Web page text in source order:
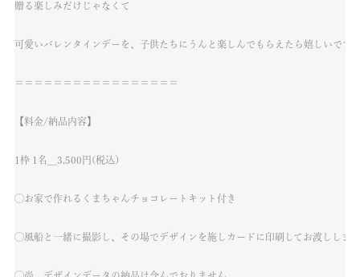
贈る楽しみだけじゃなくて
可愛いバレンタインデーを、子供たちにうんと楽しんでもらえたら嬉しいです。
＝＝＝＝＝＝＝＝＝＝＝＝＝＝＝＝＝
【 料金/納品内容 】
1枠 1名＿3,500円(税込）
◯お家で作れるくまちゃんチョコレートキット付き
◯風船と一緒に撮影し、その場でデザインを施しカードに印刷してお渡ししま